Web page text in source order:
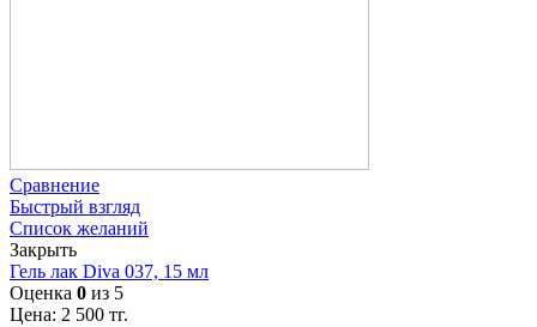
Сравнение
Быстрый взгляд
Список желаний
Закрыть
Гель лак Diva 037, 15 мл
Оценка 0 из 5
Цена: 2 500 тг.